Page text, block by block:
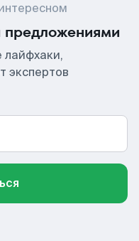
лайфхаки,
экспертов